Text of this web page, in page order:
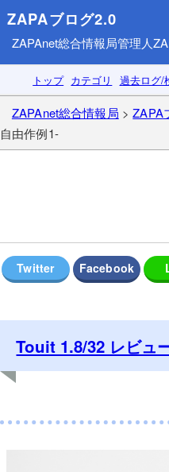
ZAPAブログ2.0
ZAPAnet総合情報局管理人
トップ カテゴリ 過去ログ/
ZAPAnet総合情報局 >ZAPA
自由作例1-
Touit 1.8/32 レビュ